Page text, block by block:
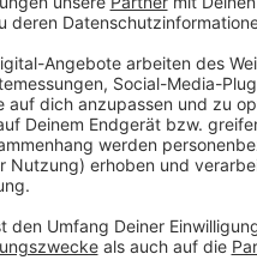
Gesetze nicht
oder bei der
darum, dass
nachgewiesen
sind, bietet dieses